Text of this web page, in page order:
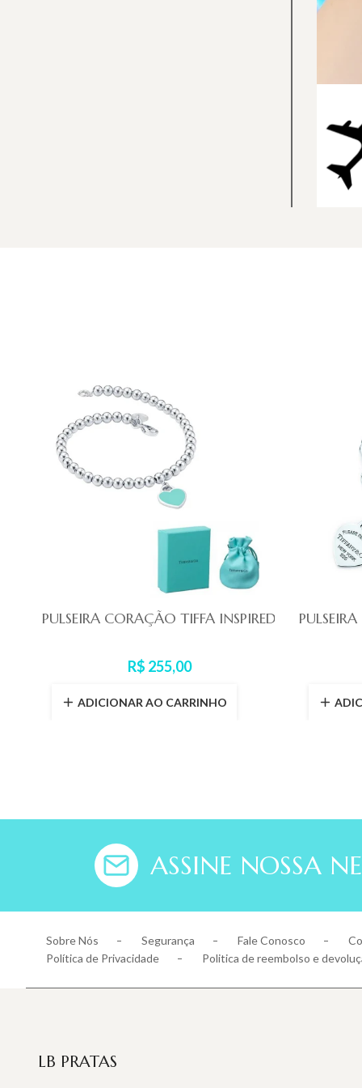
PULSEIRA CORAÇÃO TIFFA INSPIRED
R$ 255,00
ADICIONAR AO CARRINHO
ASSINE NOSSA
Sobre Nós Segurança Fale Conosco
Política de Privacidade
Politica de reembolso e
LB PRATAS